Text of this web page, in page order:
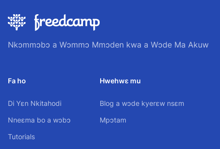
Nkɔmmɔbɔ a Wɔmmɔ Mmɔden kwa a Wɔde Ma Akuw
Fa ho
Di Yɛn Nkitahodi
Nneɛma bo a wɔbɔ
Tutorials
Hwehwɛ mu
Blog a wɔde kyerɛw nsɛm
Mpɔtam